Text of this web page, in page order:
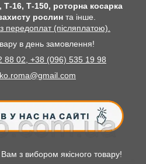
16, Т-150, роторна косарка
рослинта інше.
передоплат (післяплатою).
в день замовлення!
88 02, +38 (096) 535 19 98
з вибором якісного товару!